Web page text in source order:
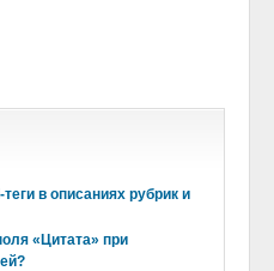
в описаниях рубрик и
«Цитата» при